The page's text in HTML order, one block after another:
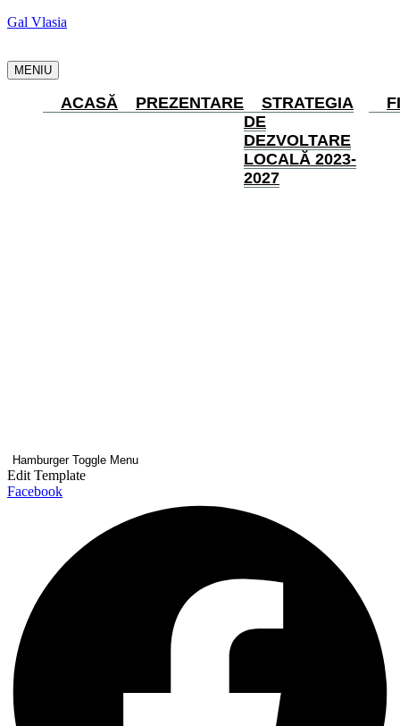
Gal Vlasia
MENIU
ACASĂ PREZENTARE
STRATEGIA
DE
DEZVOLTARE
LOCALĂ 2023-
2027
Hamburger Toggle Menu
Edit Template
Facebook